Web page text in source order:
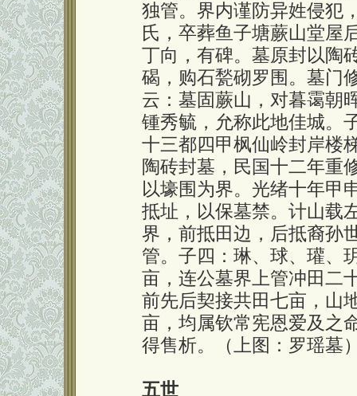
独管。界内谨防异姓侵犯
氏，卒葬鱼子塘蕨山堂屋
丁向，有碑。墓原封以陶
碣，购石甃砌罗围。墓门
云：墓固蕨山，对暮霭朝
锺秀毓，允称此地佳城。
十三都四甲枫仙岭封岸楼
陶砖封墓，民国十二年重
以壕围为界。光绪十年甲
抵址，以保墓禁。计山载
界，前抵田边，后抵裔孙
管。子四：琳、球、瓘、
亩，连公墓界上管冲田二
前先后契接共田七亩，山
亩，均属钦常宪恩爱及之
得售析。（上图：罗瑶墓
五世